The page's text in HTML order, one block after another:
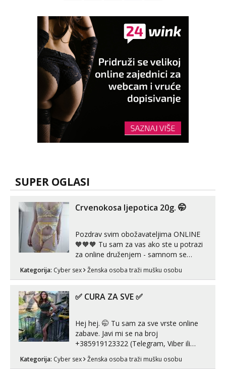
tijelo, osiguravajući udobnost tijekom
korištenja. Pump Wo...
SUPER OGLASI
Crvenokosa ljepotica 20g. 🤭
Pozdrav svim obožavateljima ONLINE
🧡🧡🧡 Tu sam za vas ako ste u potrazi
za online druženjem - samnom se
možete zabaviti preko videopoziva, ili
ako vam nisam dovoljna radim i u paru i
😉 Radim i vruća tipkanja uz slike i hot
Kategorija: Cyber sex Ženska osoba traži mušku osobu
✅ CURA ZA SVE ✅
Hej hej. 🤭 Tu sam za sve vrste online
zabave. Javi mi se na broj
+385919123322 (Telegram, Viber ili
Whatsapp). 🤙 NE javljaj se na uzivo.
Hvala.
Kategorija: Cyber sex Ženska osoba traži mušku osobu